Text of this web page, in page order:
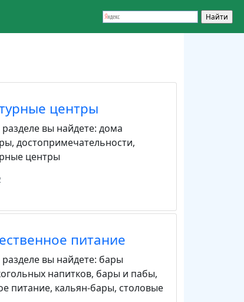
центры
вы найдете: дома
, достопримечательности,
центры
питание
вы найдете: бары
напитков, бары и пабы,
питание, кальян-бары, столовые